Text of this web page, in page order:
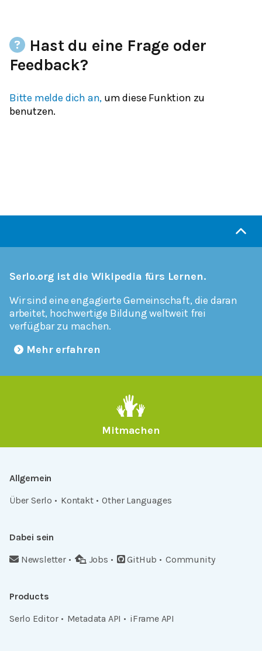
Hast du eine Frage oder
Feedback?
Bitte melde dich an, um diese Funktion zu
benutzen.
Serlo.org ist die Wikipedia fürs Lernen.
Wir sind eine engagierte Gemeinschaft, die daran
arbeitet, hochwertige Bildung weltweit frei
verfügbar zu machen.
Mehr erfahren
Mitmachen
Allgemein
Über Serlo
Kontakt Other Languages
Dabei sein
Newsletter
Jobs GitHub Community
Products
Serlo Editor
Metadata API iFrame API